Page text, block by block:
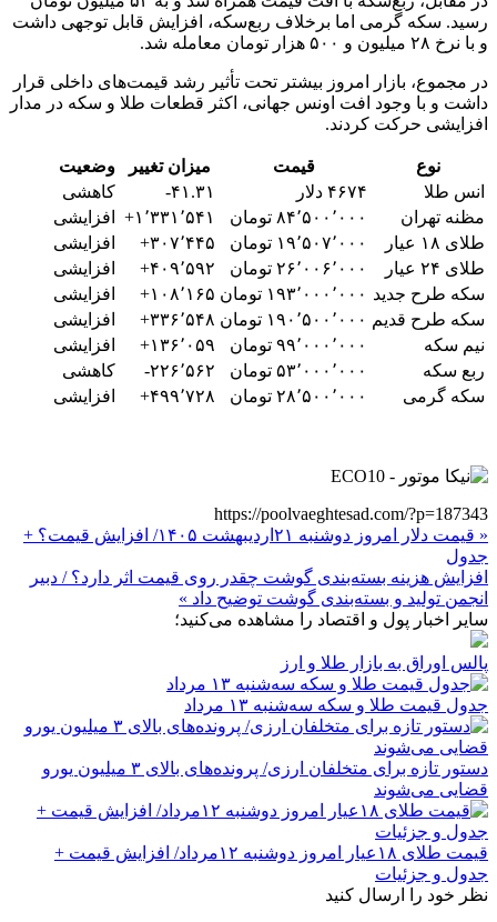
رسید. سکه گرمی اما برخلاف ربع‌سکه، افزایش قابل توجهی داشت
و با نرخ ۲۸ میلیون و ۵۰۰ هزار تومان معامله شد.
در مجموع، بازار امروز بیشتر تحت تأثیر رشد قیمت‌های داخلی قرار
داشت و با وجود افت اونس جهانی، اکثر قطعات طلا و سکه در مدار
افزایشی حرکت کردند.
نوع قیمت میزان تغییر
وضعیت
انس طلا
۴۶۷۴ دلار ۴۱.۳۱-
کاهشی
مظنه تهران
۸۴٬۵۰۰٬۰۰۰ تومان ۱٬۳۳۱٬۵۴۱+
افزایشی
طلای ۱۸ عیار
۱۹٬۵۰۷٬۰۰۰ تومان ۳۰۷٬۴۴۵+
افزایشی
طلای ۲۴ عیار
۲۶٬۰۰۶٬۰۰۰ تومان ۴۰۹٬۵۹۲+
افزایشی
سکه طرح جدید ۱۹۳٬۰۰۰٬۰۰۰ تومان ۱۰۸٬۱۶۵+
افزایشی
سکه طرح قدیم ۱۹۰٬۵۰۰٬۰۰۰ تومان ۳۳۶٬۵۴۸+
افزایشی
نیم سکه
۹۹٬۰۰۰٬۰۰۰ تومان ۱۳۶٬۰۵۹+
افزایشی
ربع سکه
۵۳٬۰۰۰٬۰۰۰ تومان ۲۲۶٬۵۶۲-
کاهشی
سکه گرمی
۲۸٬۵۰۰٬۰۰۰ تومان ۴۹۹٬۷۲۸+ افزایشی
https://poolvaeghtesad.com/?p=187343
« قیمت دلار امروز دوشنبه ۲۱اردیبهشت ۱۴۰۵/ افزایش قیمت؟ +
جدول
افزایش هزینه بسته‌بندی گوشت چقدر روی قیمت اثر دارد؟ / دبیر
انجمن تولید و بسته‌بندی گوشت توضیح داد »
سایر اخبار پول و اقتصاد را مشاهده می‌کنید؛
پالس اوراق به بازار طلا و ارز
جدول قیمت طلا و سکه سه‌شنبه ۱۳ مرداد
دستور تازه برای متخلفان ارزی/ پرونده‌های بالای ۳ میلیون یورو
قضایی می‌شوند
قیمت طلای ۱۸عیار امروز دوشنبه ۱۲مرداد/ افزایش قیمت +
جدول و جزئیات
نظر خود را ارسال کنید